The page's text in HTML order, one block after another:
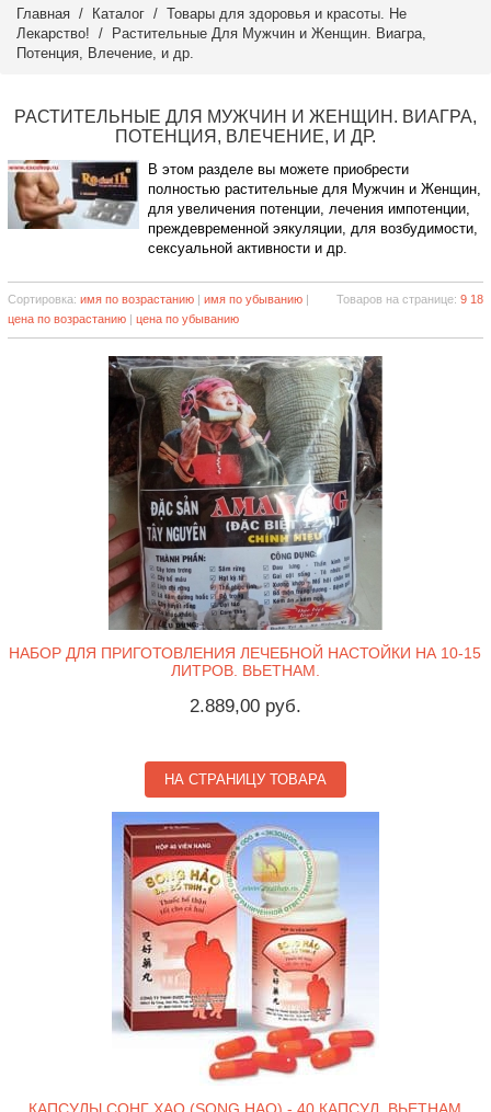
Главная / Каталог / Товары для здоровья и красоты. Не
Лекарство! / Растительные Для Мужчин и Женщин. Виагра,
Потенция, Влечение, и др.
РАСТИТЕЛЬНЫЕ ДЛЯ МУЖЧИН И ЖЕНЩИН. ВИАГРА,
ПОТЕНЦИЯ, ВЛЕЧЕНИЕ, И ДР.
В этом разделе вы можете приобрести
полностью растительные для Мужчин и Женщин,
для увеличения потенции, лечения импотенции,
преждевременной эякуляции, для возбудимости,
сексуальной активности и др.
Товаров на странице:9 18
Сортировка: имя по возрастанию| имя по убыванию|
цена по возрастанию| цена по убыванию
НАБОР ДЛЯ ПРИГОТОВЛЕНИЯ ЛЕЧЕБНОЙ НАСТОЙКИ НА 10-15
ЛИТРОВ. ВЬЕТНАМ.
2.889,00 руб.
НА СТРАНИЦУ ТОВАРА